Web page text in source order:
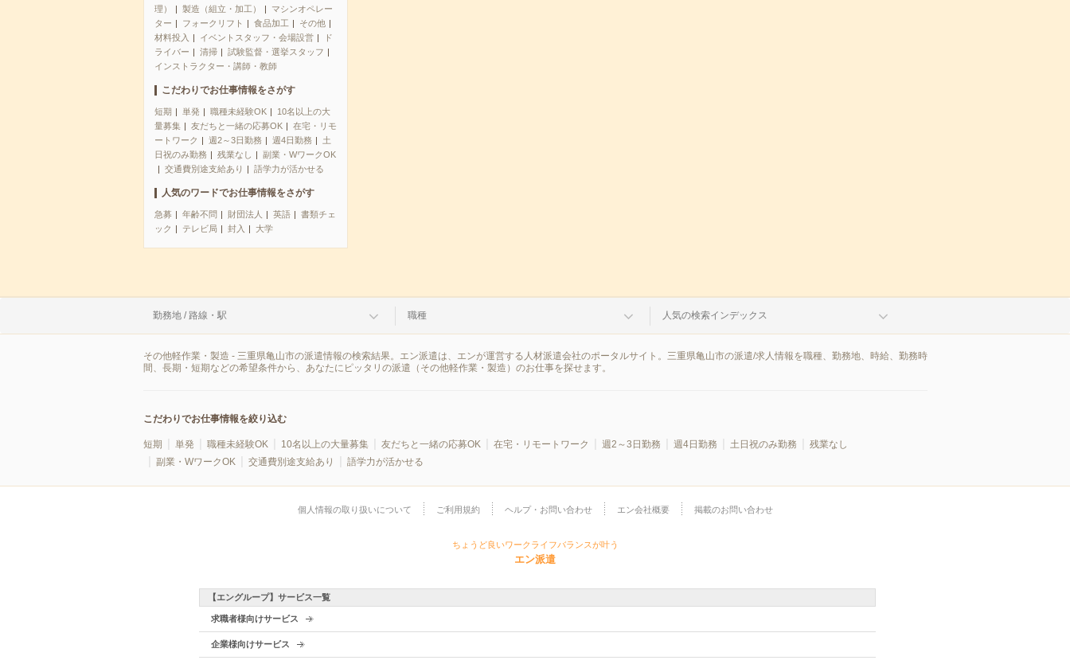
理）
製造（組立・加工）
マシンオペレー
ター
フォークリフト 食品加工
その他
材料投入
イベントスタッフ・会場設営
ド
ライバー
清掃
試験監督・選挙スタッフ
インストラクター・講師・教師
こだわりでお仕事情報をさがす
短期 単発 職種未経験OK
10名以上の大
量募集
友だちと一緒の応募OK
在宅・リモ
ートワーク
週2～3日勤務 週4日勤務
土
日祝のみ勤務
残業なし
副業・WワークOK
交通費別途支給あり
語学力が活かせる
人気のワードでお仕事情報をさがす
急募 年齢不問 財団法人 英語
書類チェ
ック
テレビ局 封入 大学
勤務地 / 路線・駅 職種 人気の検索インデックス
その他軽作業・製造 - 三重県亀山市の派遣情報の検索結果。エン派遣は、エンが運営する人材派遣会社のポータルサイト。三重県亀山市の派遣/求人情報を職種、勤務地、時給、勤務時
間、長期・短期などの希望条件から、あなたにピッタリの派遣（その他軽作業・製造）のお仕事を探せます。
こだわりでお仕事情報を絞り込む
短期 単発 職種未経験OK 10名以上の大量募集 友だちと一緒の応募OK 在宅・リモートワーク 週2～3日勤務 週4日勤務 土日祝のみ勤務
残業なし
副業・WワークOK
交通費別途支給あり 語学力が活かせる
個人情報の取り扱いについて ご利用規約 ヘルプ・お問い合わせ エン会社概要 掲載のお問い合わせ
ちょうど良いワークライフバランスが叶う
エン派遣
【エングループ】サービス一覧
求職者様向けサービス
企業様向けサービス